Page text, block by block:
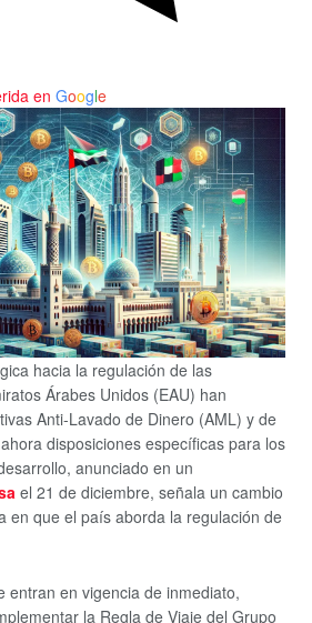
en Google
hacia la regulación de las
Árabes Unidos (EAU) han
Anti-Lavado de Dinero (AML) y de
disposiciones específicas para los
anunciado en un
el 21 de diciembre, señala un cambio
en que el país aborda la regulación de
entran en vigencia de inmediato,
la Regla de Viaje del Grupo